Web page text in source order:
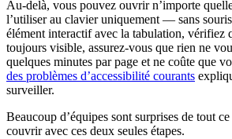
Au-delà, vous pouvez ouvrir n’importe
l’utiliser au clavier uniquement — sans
élément interactif avec la tabulation, vérifiez
toujours visible, assurez-vous que rien ne
quelques minutes par page et ne coûte que
des problèmes d’accessibilité courants
surveiller.
Beaucoup d’équipes sont surprises de tout
couvrir avec ces deux seules étapes.